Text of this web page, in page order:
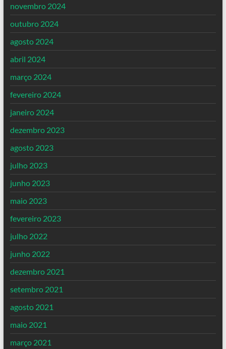
novembro 2024
outubro 2024
agosto 2024
abril 2024
março 2024
fevereiro 2024
janeiro 2024
dezembro 2023
agosto 2023
julho 2023
junho 2023
maio 2023
fevereiro 2023
julho 2022
junho 2022
dezembro 2021
setembro 2021
agosto 2021
maio 2021
março 2021